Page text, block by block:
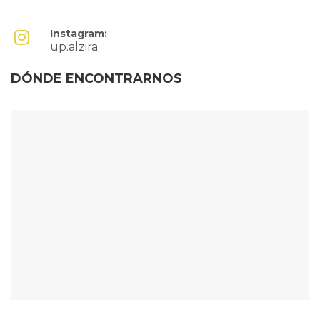
Instagram:
up.alzira
DÓNDE ENCONTRARNOS